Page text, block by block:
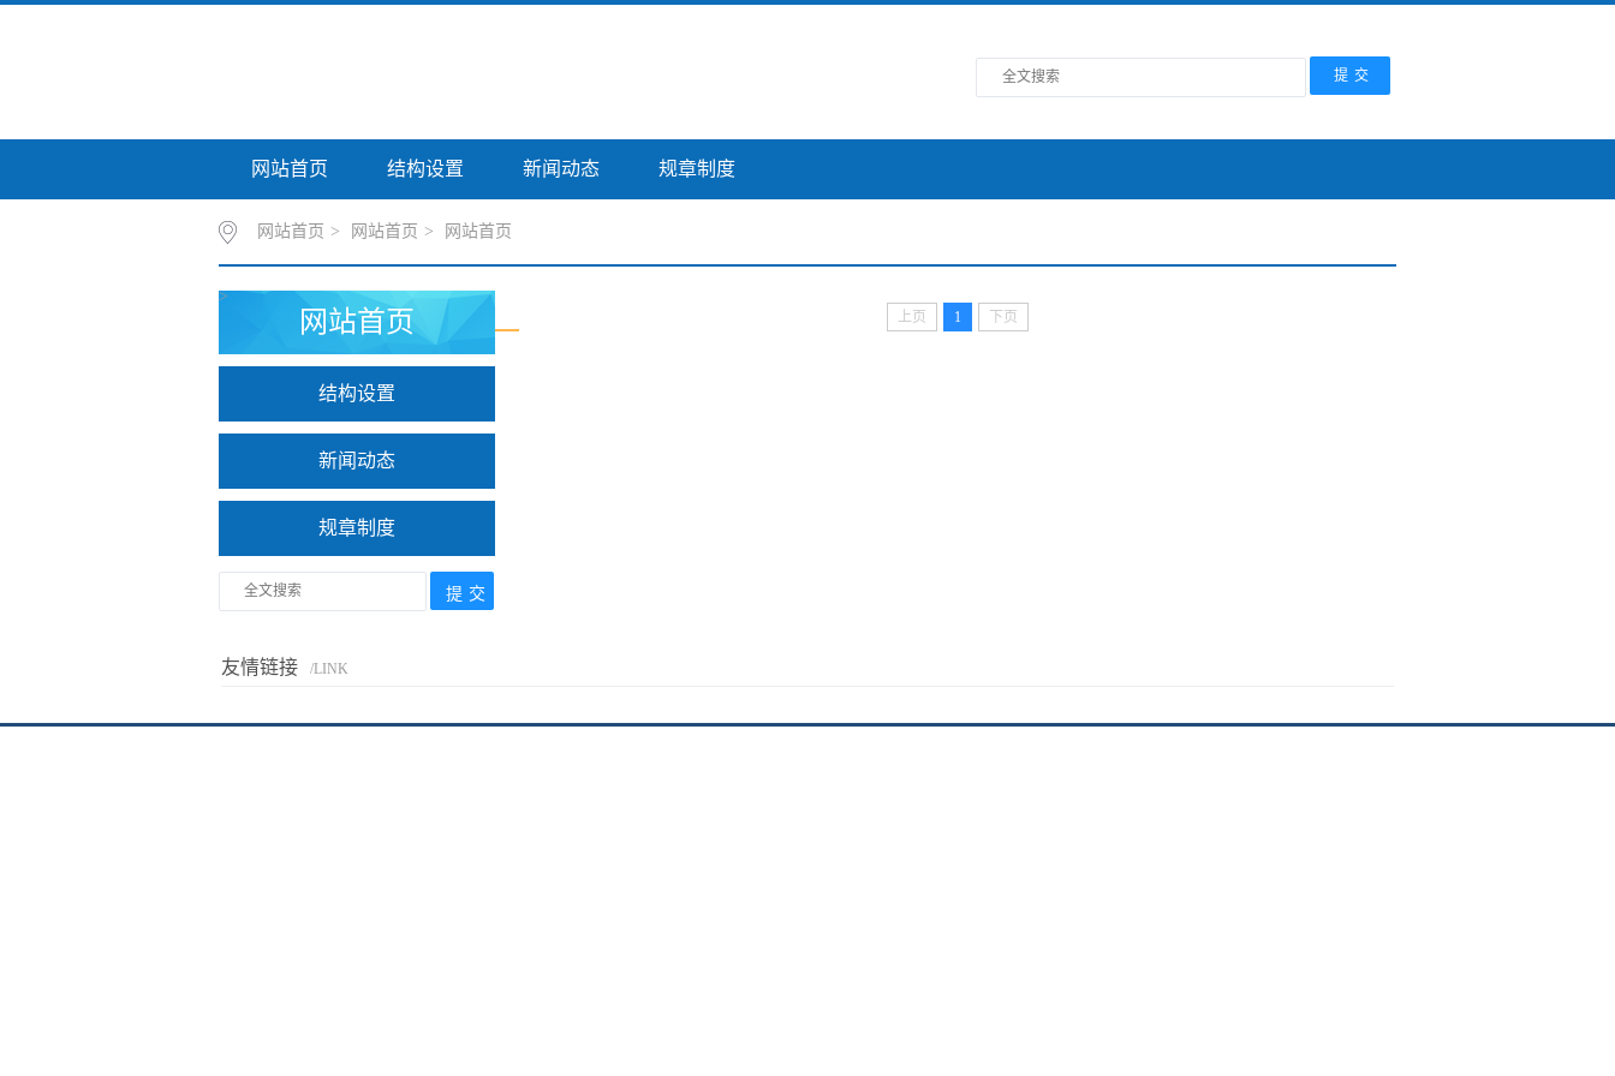
网站首页 结构设置 新闻动态 规章制度
网站首页 > 网站首页 > 网站首页
>
网站首页
结构设置
新闻动态
规章制度
上页 1 下页
友情链接 /LINK